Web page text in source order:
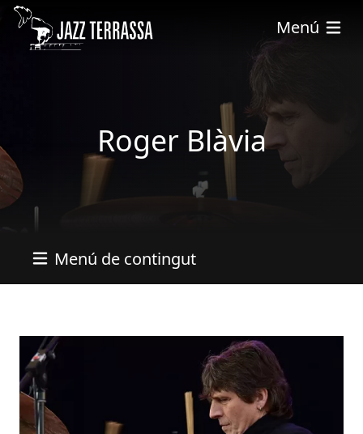
Vés al contingut
Menú
Roger Blàvia
Menú de contingut
Imatges
Image